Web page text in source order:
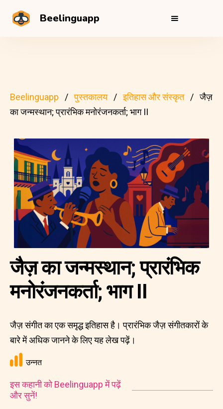
Beelinguapp
Beelinguapp पुस्तकालय इतिहास और संस्कृत
जैज़
का जन्मस्थान; प्रारंभिक मनोरंजनकर्ता; भाग II
जैज़ का जन्मस्थान; प्रारंभिक
मनोरंजनकर्ता; भाग II
जैज़ संगीत का एक समृद्ध इतिहास है। प्रारंभिक जैज़ संगीतकारों के
बारे में अधिक जानने के लिए यह लेख पढ़ें।
उन्नत
इस कहानी को Beelinguapp में पढ़ें
और सुनें!